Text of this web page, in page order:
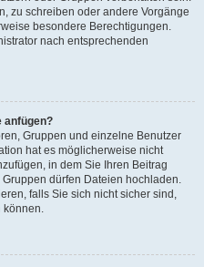
zu schreiben oder andere Vorgänge
besondere Berechtigungen.
nach entsprechenden
anfügen?
Gruppen und einzelne Benutzer
hat es möglicherweise nicht
in dem Sie Ihren Beitrag
dürfen Dateien hochladen.
falls Sie sich nicht sicher sind,
können.